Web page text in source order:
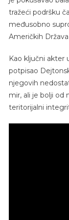
tražeći podršku
međusobno
Američkih Država
Kao ključni
potpisao
njegovih
mir, ali je bolji od
teritorijalni